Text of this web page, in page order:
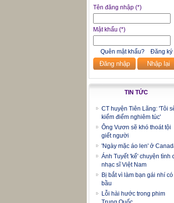
Tên đăng nhập (*)
Mật khẩu (*)
Quên mật khẩu? Đăng ký
Đăng nhập Nhập lại
TIN TỨC
CT huyện Tiên Lãng: 'Tôi
kiểm điểm nghiêm túc'
Ông Vươn sẽ khó thoát tội
giết người
'Ngày mặc áo len' ở
Ánh Tuyết 'kể' chuyện tình
nhạc sĩ Việt Nam
Bị bắt vì làm bạn gái nhí có
bầu
Lỗi hài hước trong phim